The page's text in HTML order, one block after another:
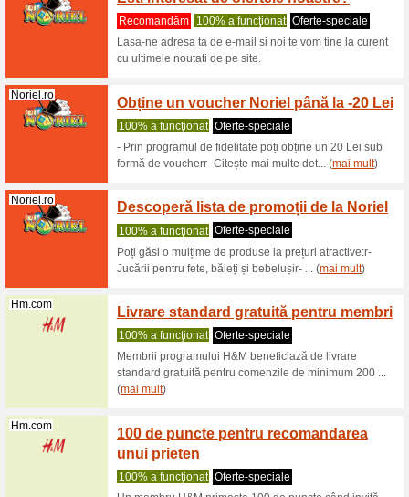
Magazine Cupoane
Home > Copii cod de
Filtra: Ordine:
Copii cod de
Noriel.ro Esti